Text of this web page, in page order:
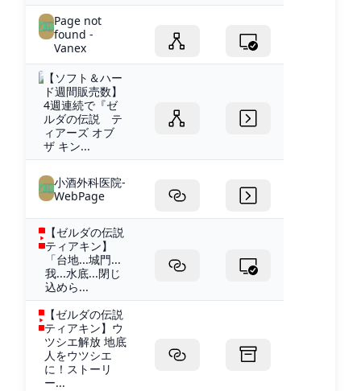
Page not
found -
Vanex
【ソフト＆ハー
ド週間販売数】
4週連続で『ゼ
ルダの伝説 テ
ィアーズ オブ
ザ キン...
小酒外科医院-
WebPage
【ゼルダの伝説
ティアキン】
「台地...城門...
我...水底...閉じ
込めら...
【ゼルダの伝説
ティアキン】ウ
ツシエ解放 地底
人をウツシエ
に！ストーリ
ー...